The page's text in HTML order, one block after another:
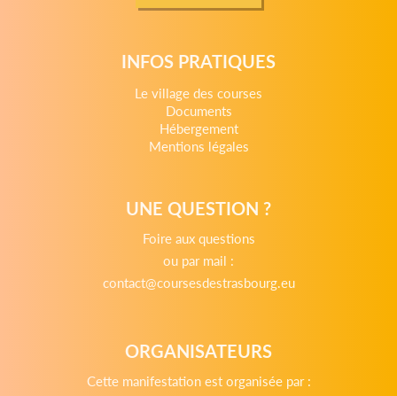
INFOS PRATIQUES
Le village des courses
Documents
Hébergement
Mentions légales
UNE QUESTION ?
Foire aux questions
ou par mail :
contact@coursesdestrasbourg.eu
ORGANISATEURS
Cette manifestation est organisée par :